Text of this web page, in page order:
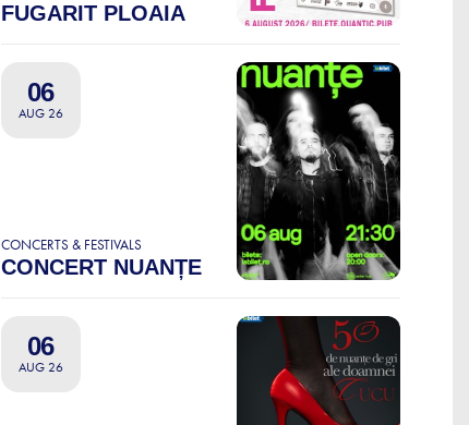
FUGARIT PLOAIA
06
AUG 26
CONCERTS & FESTIVALS
CONCERT NUANȚE
06
AUG 26